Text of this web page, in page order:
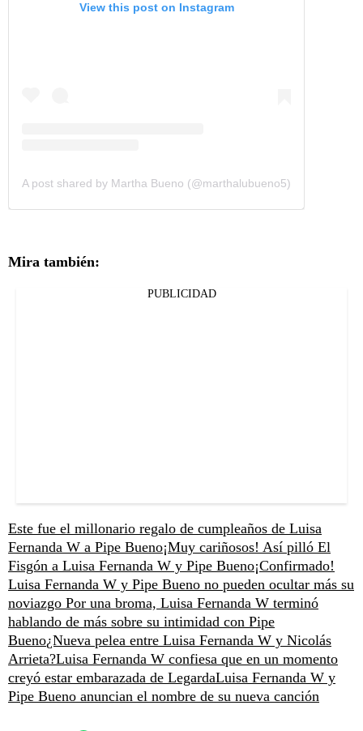
View this post on Instagram
A post shared by Martha Bueno (@marthalubueno5)
Mira también:
PUBLICIDAD
Este fue el millonario regalo de cumpleaños de Luisa
Fernanda W a Pipe Bueno¡Muy cariñosos! Así pilló El
Fisgón a Luisa Fernanda W y Pipe Bueno¡Confirmado!
Luisa Fernanda W y Pipe Bueno no pueden ocultar más su
noviazgo Por una broma, Luisa Fernanda W terminó
hablando de más sobre su intimidad con Pipe
Bueno¿Nueva pelea entre Luisa Fernanda W y Nicolás
Arrieta?Luisa Fernanda W confiesa que en un momento
creyó estar embarazada de LegardaLuisa Fernanda W y
Pipe Bueno anuncian el nombre de su nueva canción